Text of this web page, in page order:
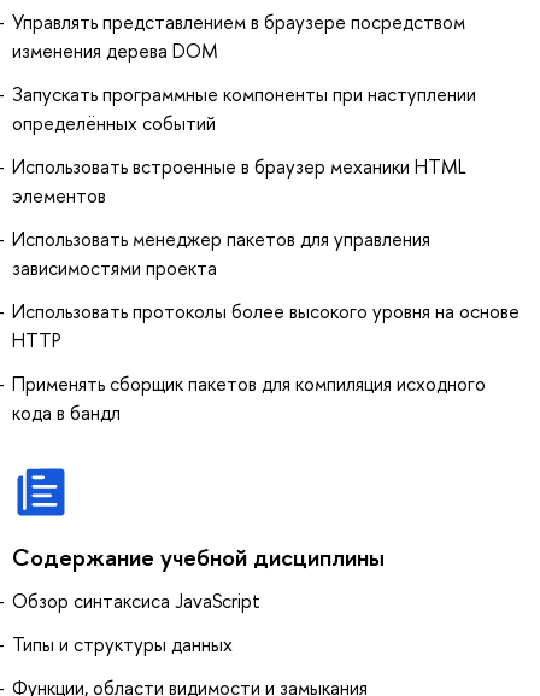
Управлять представлением в браузере посредством
изменения дерева DOM
Запускать программные компоненты при наступлении
определённых событий
Использовать встроенные в браузер механики HTML
элементов
Использовать менеджер пакетов для управления
зависимостями проекта
Использовать протоколы более высокого уровня на основе
HTTP
Применять сборщик пакетов для компиляция исходного
кода в бандл
Содержание учебной дисциплины
Обзор синтаксиса JavaScript
Типы и структуры данных
Функции, области видимости и замыкания